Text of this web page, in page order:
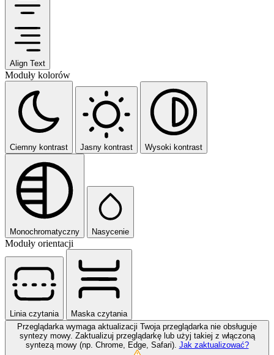
Align Text
Moduły kolorów
Ciemny kontrast Jasny kontrast Wysoki kontrast
Monochromatyczny Nasycenie
Moduły orientacji
Linia czytania
Maska czytania
Przeglądarka wymaga aktualizacji Twoja przeglądarka nie obsługuje
syntezy mowy. Zaktualizuj przeglądarkę lub użyj takiej z włączoną
syntezą mowy (np. Chrome, Edge, Safari). Jak zaktualizować?